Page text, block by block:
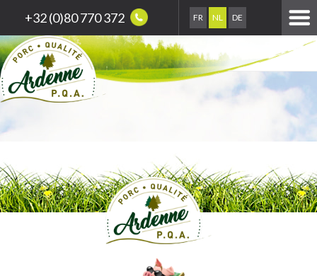
+32 (0)80 770 372 FR NL DE